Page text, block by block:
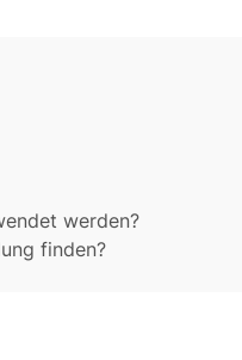
werden?
finden?